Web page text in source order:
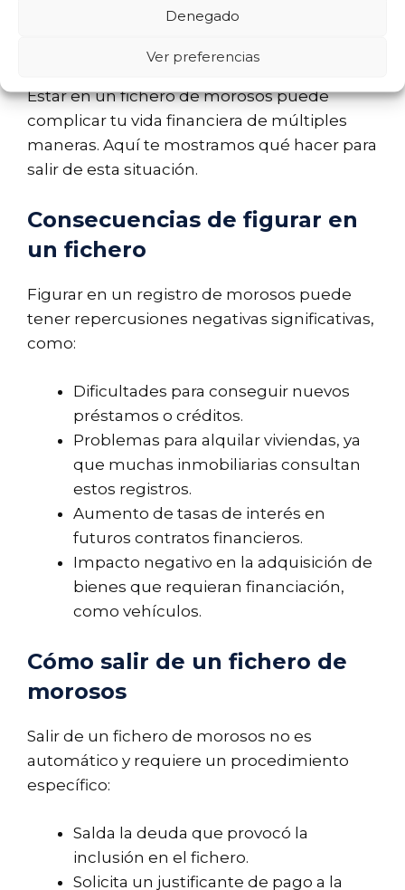
Denegado
Ver preferencias
Pasos a seguir si estás en
un fichero de morosos
Estar en un fichero de morosos puede
complicar tu vida financiera de múltiples
maneras. Aquí te mostramos qué hacer para
salir de esta situación.
Consecuencias de figurar en
un fichero
Figurar en un registro de morosos puede
tener repercusiones negativas significativas,
como:
Dificultades para conseguir nuevos
préstamos o créditos.
Problemas para alquilar viviendas, ya
que muchas inmobiliarias consultan
estos registros.
Aumento de tasas de interés en
futuros contratos financieros.
Impacto negativo en la adquisición de
bienes que requieran financiación,
como vehículos.
Cómo salir de un fichero de
morosos
Salir de un fichero de morosos no es
automático y requiere un procedimiento
específico:
Salda la deuda que provocó la
inclusión en el fichero.
Solicita un justificante de pago a la